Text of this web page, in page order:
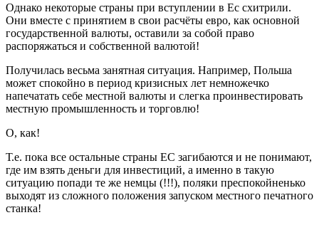
Однако некоторые страны при вступлении в Ес схитрили.
Они вместе с принятием в свои расчёты евро, как основной
государственной валюты, оставили за собой право
распоряжаться и собственной валютой!
Получилась весьма занятная ситуация. Например, Польша
может спокойно в период кризисных лет немножечко
напечатать себе местной валюты и слегка проинвестировать
местную промышленность и торговлю!
О, как!
Т.е. пока все остальные страны ЕС загибаются и не понимают,
где им взять деньги для инвестиций, а именно в такую
ситуацию попади те же немцы (!!!), поляки преспокойненько
выходят из сложного положения запуском местного печатного
станка!